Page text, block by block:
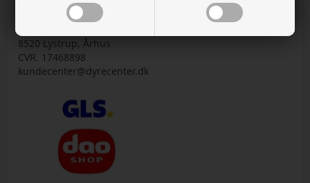
www.DYRECENTER.dk
8520 Lystrup, Århus
CVR. 17468898
kundecenter@dyrecenter.dk